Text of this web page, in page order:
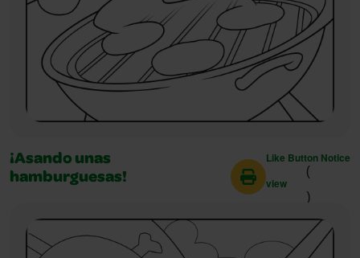
¡Asando unas
hamburguesas!
Like Button Notice
(
view
)